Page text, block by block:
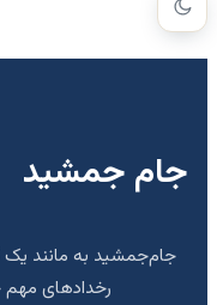
جام جمشید
جام‌جمشید به مانند یک
رخدادهای